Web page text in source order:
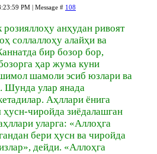
PM | Message # 108
анҳудан ривоят
соллаллоҳу алайҳи ва
бир бозор бор,
ҳар жума куни
шамоли эсиб юзлари ва
Шунда улар янада
Аҳллари ёнига
ҳусн-чиройда зиёдалашган
уларга: «Аллоҳга
бери ҳусн ва чиройда
дейди. «Аллоҳга